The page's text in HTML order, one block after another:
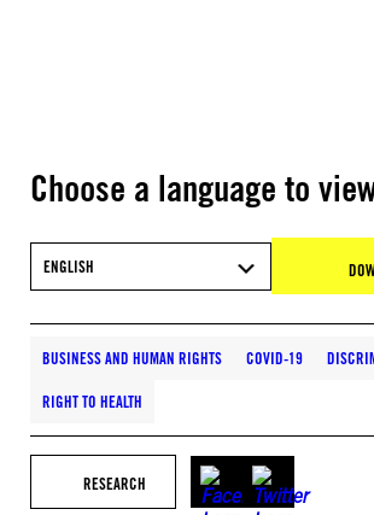
Choose a language to
ENGLISH
BUSINESS AND HUMAN RIGHTS COVID-19
RIGHT TO HEALTH
RESEARCH